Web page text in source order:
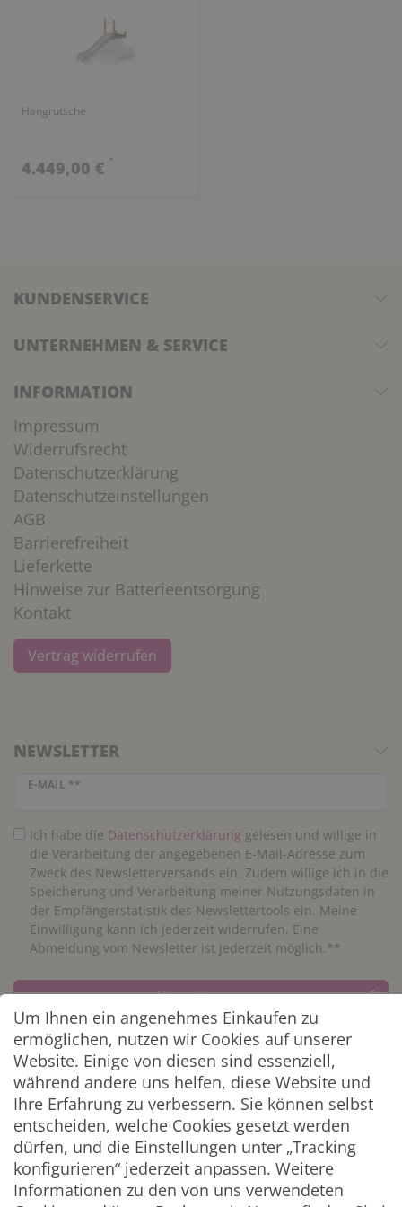
Hangrutsche
4.449,00 € *
KUNDENSERVICE
UNTERNEHMEN & SERVICE
INFORMATION
Impressum
Widerrufsrecht
Datenschutzerklärung
Datenschutzeinstellungen
AGB
Barrierefreiheit
Lieferkette
Hinweise zur Batterieentsorgung
Kontakt
Vertrag widerrufen
NEWSLETTER
E-MAIL **
Newsletter Honig
Ich habe die Daten­schutz­erklärung gelesen und willige in
die Verarbeitung der angegebenen E-Mail-Adresse zum
Zweck des Newsletterversands ein. Zudem willige ich in die
Speicherung und Verarbeitung meiner Nutzungsdaten in
der Empfängerstatistik des Newslettertools ein. Meine
Einwilligung kann ich jederzeit widerrufen. Eine
Abmeldung vom Newsletter ist jederzeit möglich.**
Abonnieren
** Hierbei handelt es sich um ein Pflichtfeld.
ZAHLUNG & VERSAND
Um Ihnen ein angenehmes Einkaufen zu
ermöglichen, nutzen wir Cookies auf unserer
Website. Einige von diesen sind essenziell,
während andere uns helfen, diese Website und
Ihre Erfahrung zu verbessern. Sie können selbst
entscheiden, welche Cookies gesetzt werden
dürfen, und die Einstellungen unter „Tracking
konfigurieren“ jederzeit anpassen. Weitere
Informationen zu den von uns verwendeten